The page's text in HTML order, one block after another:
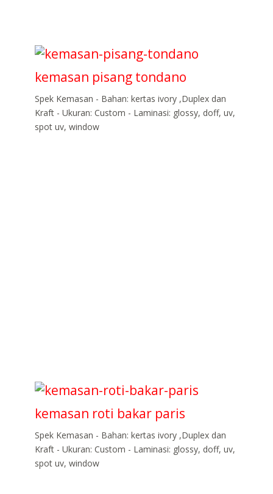
kemasan pisang tondano
Spek Kemasan - Bahan: kertas ivory ,Duplex dan
Kraft - Ukuran: Custom - Laminasi: glossy, doff, uv,
spot uv, window
kemasan roti bakar paris
Spek Kemasan - Bahan: kertas ivory ,Duplex dan
Kraft - Ukuran: Custom - Laminasi: glossy, doff, uv,
spot uv, window